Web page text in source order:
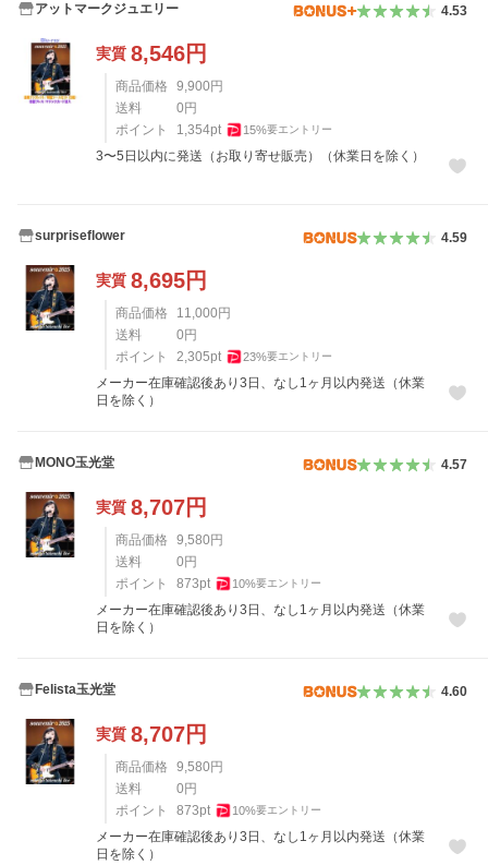
アットマークジュエリー 4.53
実質 8,546円
商品価格 9,900 円
送料
0 円
ポイント
1,354pt 15%要エントリー
3〜5日以内に発送（お取り寄せ販売）（休業日を除く）
surpriseflower 4.59
実質 8,695円
商品価格 11,000 円
送料
0 円
ポイント
2,305pt 23%要エントリー
メーカー在庫確認後あり3日、なし1ヶ月以内発送（休業
日を除く）
MONO玉光堂 4.57
実質 8,707円
商品価格 9,580 円
送料
0 円
ポイント
873pt 10%要エントリー
メーカー在庫確認後あり3日、なし1ヶ月以内発送（休業
日を除く）
Felista玉光堂 4.60
実質 8,707円
商品価格 9,580 円
送料
0 円
ポイント
873pt 10%要エントリー
メーカー在庫確認後あり3日、なし1ヶ月以内発送（休業
日を除く）